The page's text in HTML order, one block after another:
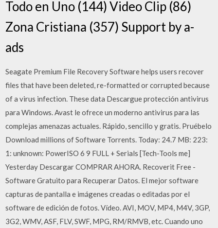
Todo en Uno (144) Video Clip (86)
Zona Cristiana (357) Support by a-
ads
Seagate Premium File Recovery Software helps users recover
files that have been deleted, re-formatted or corrupted because
of a virus infection. These data Descargue protección antivirus
para Windows. Avast le ofrece un moderno antivirus para las
complejas amenazas actuales. Rápido, sencillo y gratis. Pruébelo
Download millions of Software Torrents. Today: 24.7 MB: 223:
1: unknown: PowerISO 6 9 FULL + Serials [Tech-Tools me]
Yesterday Descargar COMPRAR AHORA. Recoverit Free -
Software Gratuito para Recuperar Datos. El mejor software
capturas de pantalla e imágenes creadas o editadas por el
software de edición de fotos. Vídeo. AVI, MOV, MP4, M4V, 3GP,
3G2, WMV, ASF, FLV, SWF, MPG, RM/RMVB, etc. Cuando uno